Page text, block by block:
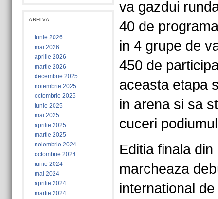
ARHIVA
iunie 2026
mai 2026
aprilie 2026
martie 2026
decembrie 2025
noiembrie 2025
octombrie 2025
iunie 2025
mai 2025
aprilie 2025
martie 2025
noiembrie 2024
octombrie 2024
iunie 2024
mai 2024
aprilie 2024
martie 2024
va gazdui
40 de
in 4 grupe de
450 de
aceasta etapa
in arena si sa
cuceri
Editia finala
marcheaza
international